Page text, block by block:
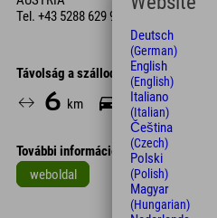
Tel. +43 5288 629 91
Távolság a szállodától
6 km 9 Min.
További információk
weboldal
Leaflet
Deutsch
(German)
English
(English)
Italiano
(Italian)
Čeština
(Czech)
Polski
(Polish)
Magyar
(Hungarian)